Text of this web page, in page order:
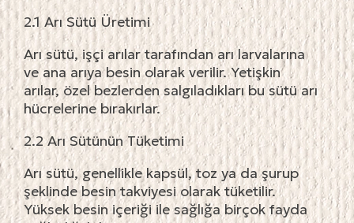
2.1 Arı Sütü Üretimi
Arı sütü, işçi arılar tarafından arı larvalarına
ve ana arıya besin olarak verilir. Yetişkin
arılar, özel bezlerden salgıladıkları bu sütü arı
hücrelerine bırakırlar.
2.2 Arı Sütünün Tüketimi
Arı sütü, genellikle kapsül, toz ya da şurup
şeklinde besin takviyesi olarak tüketilir.
Yüksek besin içeriği ile sağlığa birçok fayda